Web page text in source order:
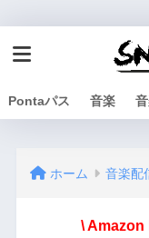
Pontaパス 音楽
ホーム 音楽配
\ Amazon